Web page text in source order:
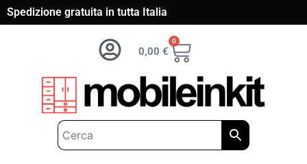
Spedizione gratuita in tutta Italia
0,00 €
0